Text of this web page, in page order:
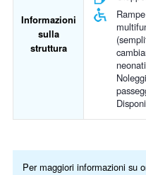
Informazioni
sulla
struttura
neonati
Per maggiori informazioni su